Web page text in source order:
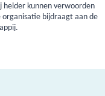
helder kunnen verwoorden
organisatie bijdraagt aan de